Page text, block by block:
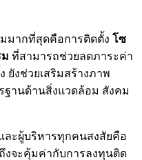
มากที่สุดคือการติดตั้ง โซ
ที่สามารถช่วยลดภาระค่า
ยังช่วยเสริมสร้างภาพ
านด้านสิ่งแวดล้อม สังคม
ละผู้บริหารทุกคนสงสัยคือ
งจะคุ้มค่ากับการลงทุนติด